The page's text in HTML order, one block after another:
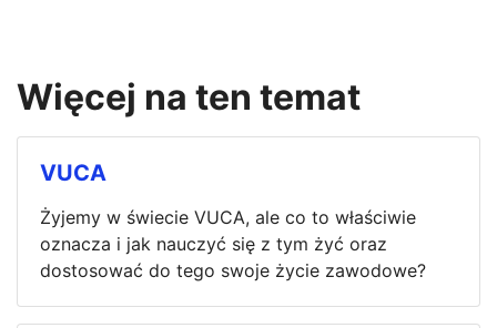
Więcej na ten temat
VUCA
Żyjemy w świecie VUCA, ale co to właściwie
oznacza i jak nauczyć się z tym żyć oraz
dostosować do tego swoje życie zawodowe?